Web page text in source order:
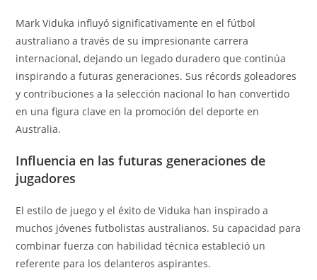
Mark Viduka influyó significativamente en el fútbol
australiano a través de su impresionante carrera
internacional, dejando un legado duradero que continúa
inspirando a futuras generaciones. Sus récords goleadores
y contribuciones a la selección nacional lo han convertido
en una figura clave en la promoción del deporte en
Australia.
Influencia en las futuras generaciones de
jugadores
El estilo de juego y el éxito de Viduka han inspirado a
muchos jóvenes futbolistas australianos. Su capacidad para
combinar fuerza con habilidad técnica estableció un
referente para los delanteros aspirantes.